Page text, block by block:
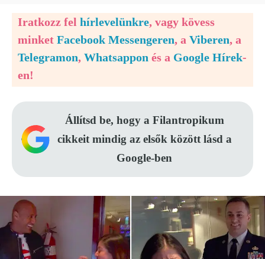
Iratkozz fel hírlevelünkre, vagy kövess
minket Facebook Messengeren, a Viberen, a
Telegramon, Whatsappon és a Google Hírek-
en!
Állítsd be, hogy a Filantropikum
cikkeit mindig az elsők között lásd a
Google-ben